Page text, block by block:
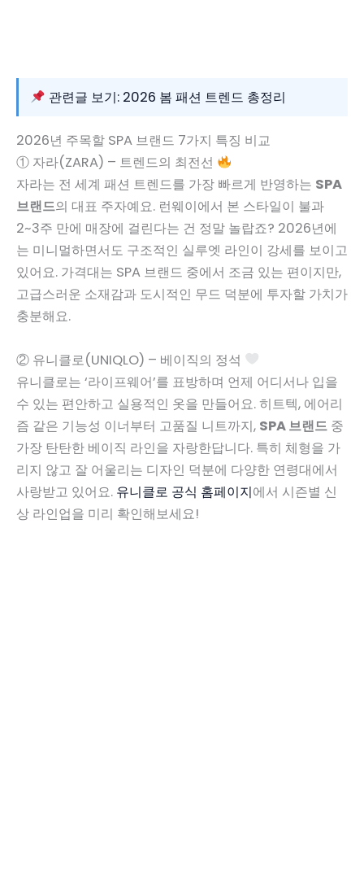
관련글 보기: 2026 봄 패션 트렌드 총정리
2026년 주목할 SPA 브랜드 7가지 특징 비교
① 자라(ZARA) – 트렌드의 최전선
자라는 전 세계 패션 트렌드를 가장 빠르게 반영하는 SPA
브랜드의 대표 주자예요. 런웨이에서 본 스타일이 불과
2~3주 만에 매장에 걸린다는 건 정말 놀랍죠? 2026년에
는 미니멀하면서도 구조적인 실루엣 라인이 강세를 보이고
있어요. 가격대는 SPA 브랜드 중에서 조금 있는 편이지만,
고급스러운 소재감과 도시적인 무드 덕분에 투자할 가치가
충분해요.
② 유니클로(UNIQLO) – 베이직의 정석
유니클로는 ‘라이프웨어’를 표방하며 언제 어디서나 입을
수 있는 편안하고 실용적인 옷을 만들어요. 히트텍, 에어리
즘 같은 기능성 이너부터 고품질 니트까지, SPA 브랜드 중
가장 탄탄한 베이직 라인을 자랑한답니다. 특히 체형을 가
리지 않고 잘 어울리는 디자인 덕분에 다양한 연령대에서
사랑받고 있어요. 유니클로 공식 홈페이지에서 시즌별 신
상 라인업을 미리 확인해보세요!